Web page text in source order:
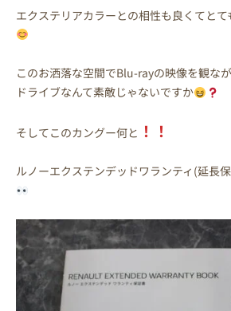
エクステリアカラーとの相性も良くてと
このお洒落な空間でBlu-rayの映像を観な
ドライブなんて素敵じゃないですか
そしてこのカングー何と ！！
ルノーエクステンデッドワランティ(延長